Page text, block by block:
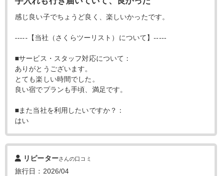
感じ良い子でちょうど良く、楽しいかったです。
-----【当社（さくらツーリスト）について】-----
■サービス・スタッフ対応について：
ありがとうございます。
とても楽しい時間でした。
良い宿でプランも手頃、満足です。
■また当社を利用したいですか？：
はい
リピーターさんの口コミ
旅行日：2026/04